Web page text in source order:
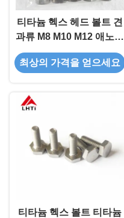
티타늄 헥스 헤드 볼트 견
과류 M8 M10 M12 애노딩
고정장치
최상의 가격을 얻으세요
티타늄 헥스 볼트 티타늄